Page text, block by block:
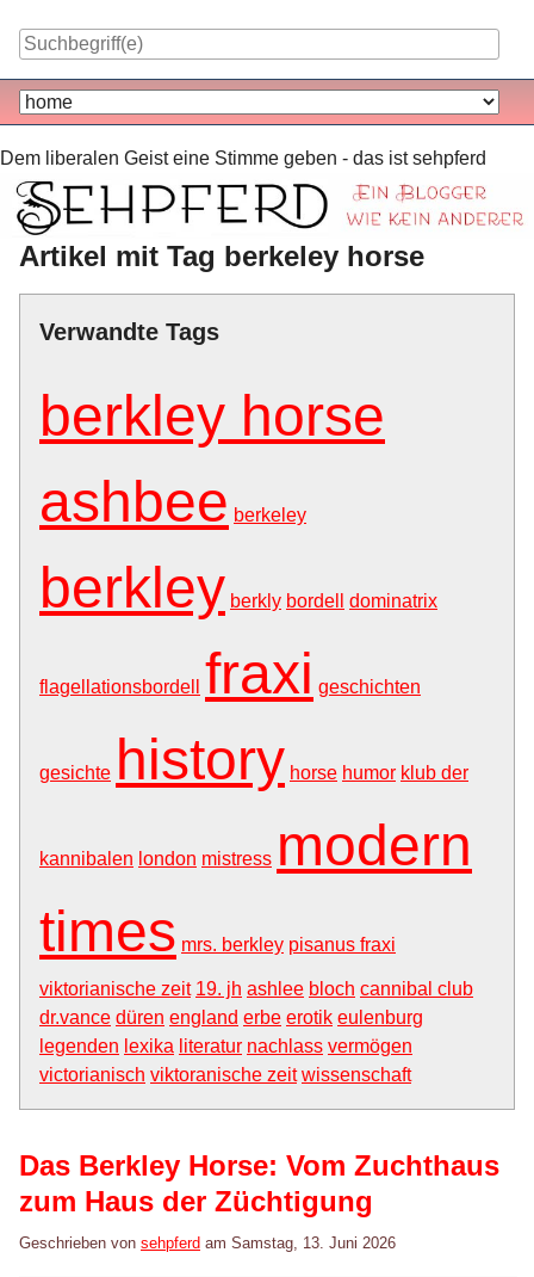
Navigation
Dem liberalen Geist eine Stimme geben - das ist sehpferd
Artikel mit Tag berkeley horse
Verwandte Tags
berkley horse
ashbee berkeley
berkley berkly bordell dominatrix
flagellationsbordell fraxi geschichten
gesichte history horse humor klub der
kannibalen london mistress modern
times mrs. berkley pisanus fraxi
viktorianische zeit 19. jh ashlee bloch cannibal club
dr.vance düren england erbe erotik eulenburg
legenden lexika literatur nachlass vermögen
victorianisch viktoranische zeit wissenschaft
Das Berkley Horse: Vom Zuchthaus
zum Haus der Züchtigung
Geschrieben von sehpferd am Samstag, 13. Juni 2026